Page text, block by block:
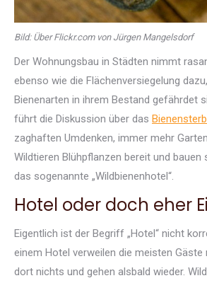
Bild: Über Flickr.com von Jürgen Mangelsdorf
Der Wohnungsbau in Städten nimmt
ebenso wie die Flächenversiegelung
Bienenarten in ihrem Bestand gefährdet
führt die Diskussion über das
zaghaften Umdenken, immer mehr
Wildtieren Blühpflanzen bereit und
das sogenannte „Wildbienenhotel“.
Hotel oder doch eher
Eigentlich ist der Begriff „Hotel“ nicht
einem Hotel verweilen die meisten Gäste
dort nichts und gehen alsbald wieder.